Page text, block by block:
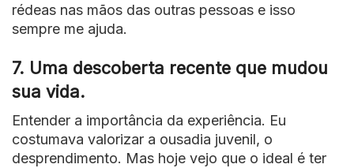
rédeas nas mãos das outras pessoas e isso
sempre me ajuda.
7. Uma descoberta recente que mudou
sua vida.
Entender a importância da experiência. Eu
costumava valorizar a ousadia juvenil, o
desprendimento. Mas hoje vejo que o ideal é ter